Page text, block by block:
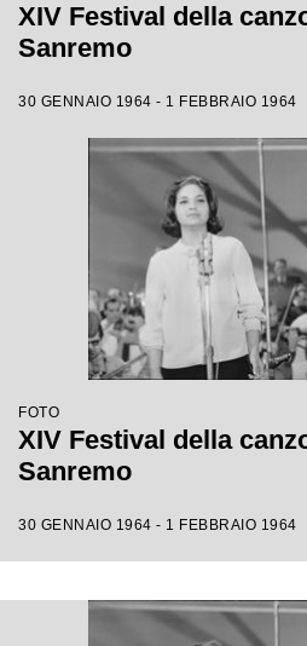
XIV Festival della
Sanremo
30 GENNAIO 1964 - 1 FEBBRAIO 1964
FOTO
XIV Festival della
Sanremo
30 GENNAIO 1964 - 1 FEBBRAIO 1964